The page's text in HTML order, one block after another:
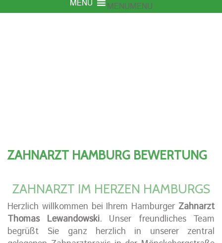
MENUMENU
ZAHNARZT HAMBURG BEWERTUNG
ZAHNARZT IM HERZEN HAMBURGS
Herzlich willkommen bei Ihrem Hamburger Zahnarzt
Thomas Lewandowski. Unser freundliches Team
begrüßt Sie ganz herzlich in unserer zentral